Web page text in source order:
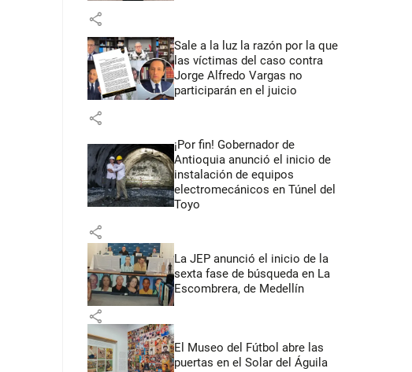
share
Sale a la luz la razón por la que
las víctimas del caso contra
Jorge Alfredo Vargas no
participarán en el juicio
share
¡Por fin! Gobernador de
Antioquia anunció el inicio de
instalación de equipos
electromecánicos en Túnel del
Toyo
share
La JEP anunció el inicio de la
sexta fase de búsqueda en La
Escombrera, de Medellín
share
El Museo del Fútbol abre las
puertas en el Solar del Águila